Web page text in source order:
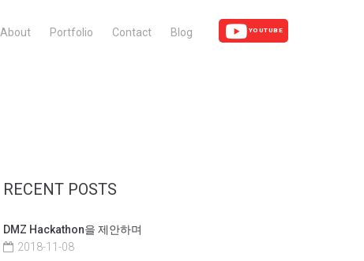
About Portfolio Contact Blog YOUTUBE
RECENT POSTS
DMZ Hackathon을 제안하며
2018-11-08